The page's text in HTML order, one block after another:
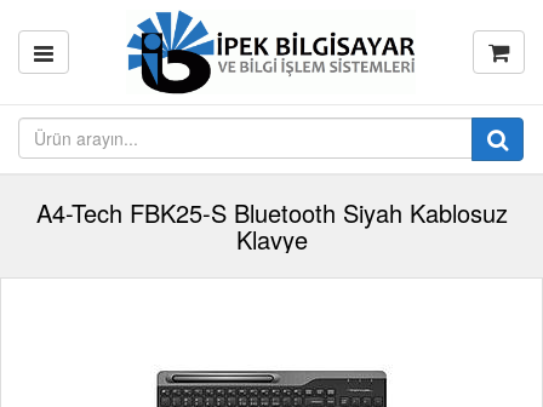
A4-Tech FBK25-S Bluetooth Siyah Kablosuz
Klavye